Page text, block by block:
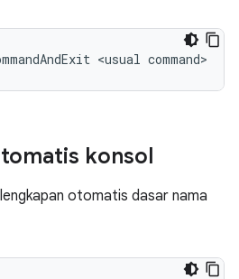
<usual command>
konsol
otomatis dasar nama